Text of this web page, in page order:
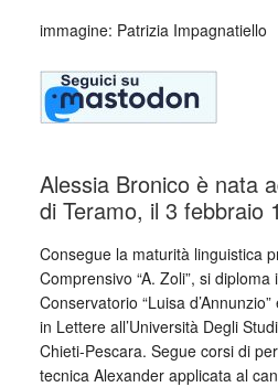
immagine: Patrizia Impagnatiello
Alessia Bronico è nata
di Teramo, il 3 febbraio
Consegue la maturità linguistica
Comprensivo “A. Zoli”, si
Conservatorio “Luisa
in Lettere all’Università Degli
Chieti-Pescara. Segue corsi di
tecnica Alexander applicata al